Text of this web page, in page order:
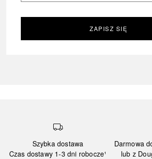
ZAPISZ SIĘ
Szybka dostawa
Czas dostawy 1-3 dni robocze¹
Darmowa
lub z